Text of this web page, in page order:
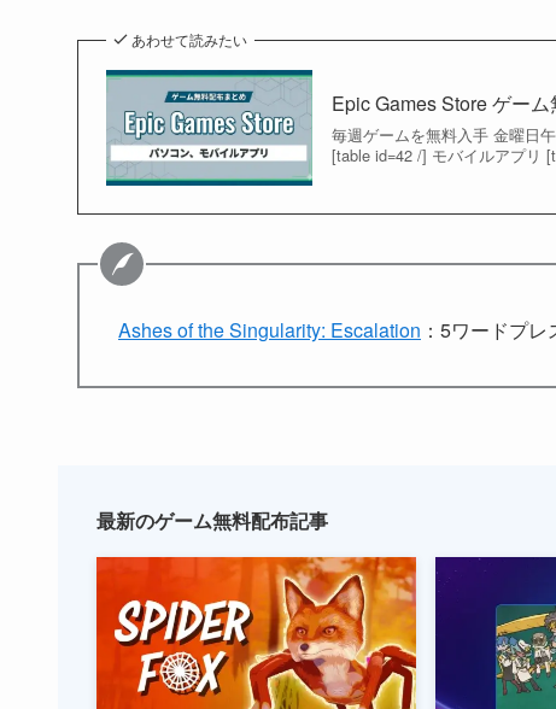
あわせて読みたい
Epic Games Store ゲー
毎週ゲームを無料入手 金曜日
[table id=42 /] モバイルアプリ
Ashes of the Singularity: Escalation ：5ワードプ
最新のゲーム無料配布記事